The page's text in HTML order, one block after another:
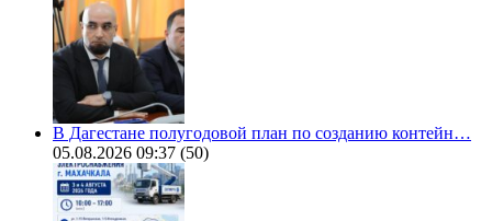
В Дагестане полугодовой план по созданию контейн…
05.08.2026 09:37 (50)